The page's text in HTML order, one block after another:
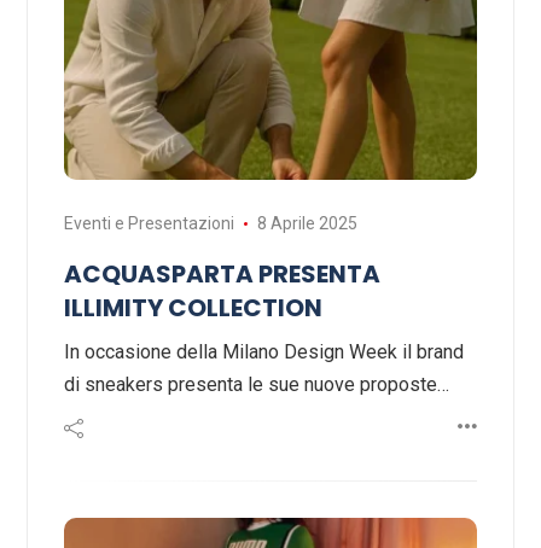
Eventi e Presentazioni 8 Aprile 2025
ACQUASPARTA PRESENTA
ILLIMITY COLLECTION
In occasione della Milano Design Week il brand
di sneakers presenta le sue nuove proposte…